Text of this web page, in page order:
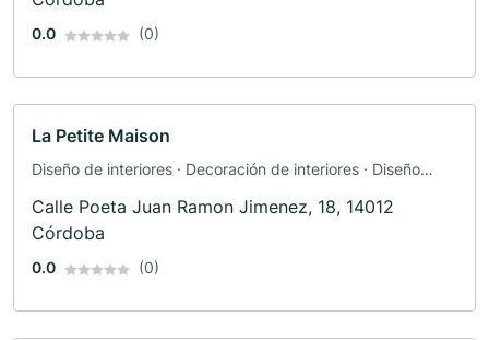
0.0 (0)
La Petite Maison
Diseño de interiores · Decoración de interiores · Diseño
Calle Poeta Juan Ramon Jimenez, 18, 14012
Córdoba
0.0 (0)